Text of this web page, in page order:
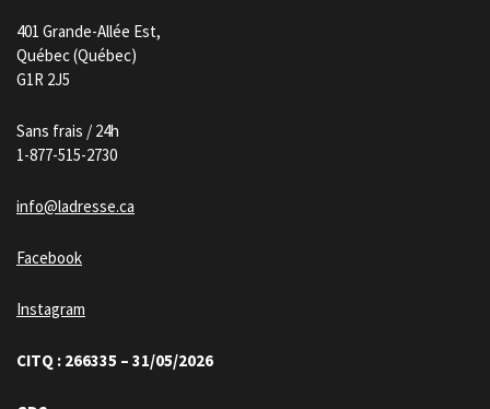
401 Grande-Allée Est,
Québec (Québec)
G1R 2J5
Sans frais / 24h
1-877-515-2730
info@ladresse.ca
Facebook
Instagram
CITQ : 266335 – 31/05/2026